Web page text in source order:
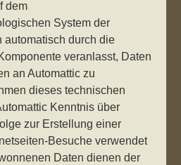
dem
System der
automatisch durch die
veranlasst, Daten
an Automattic zu
dieses technischen
Kenntnis über
zur Erstellung einer
Besuche verwendet
Daten dienen der